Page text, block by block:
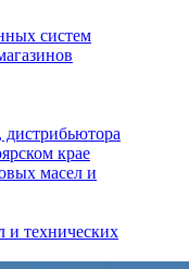
систем
крае
и технических